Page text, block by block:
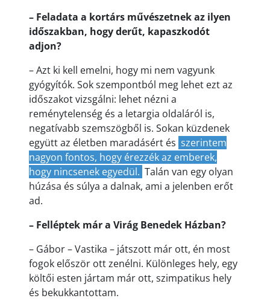
– Feladata a kortárs művészetnek az ilyen
időszakban, hogy derűt, kapaszkodót
adjon?
– Azt ki kell emelni, hogy mi nem vagyunk
gyógyítók. Sok szempontból meg lehet ezt az
időszakot vizsgálni: lehet nézni a
reménytelenség és a letargia oldaláról is,
negatívabb szemszögből is. Sokan küzdenek
együtt az életben maradásért és szerintem
nagyon fontos, hogy érezzék az emberek,
hogy nincsenek egyedül. Talán van egy olyan
húzása és súlya a dalnak, ami a jelenben erőt
ad.
– Felléptek már a Virág Benedek Házban?
– Gábor – Vastika – játszott már ott, én most
fogok először ott zenélni. Különleges hely, egy
költői esten jártam már ott, szimpatikus hely
és bekukkantottam.